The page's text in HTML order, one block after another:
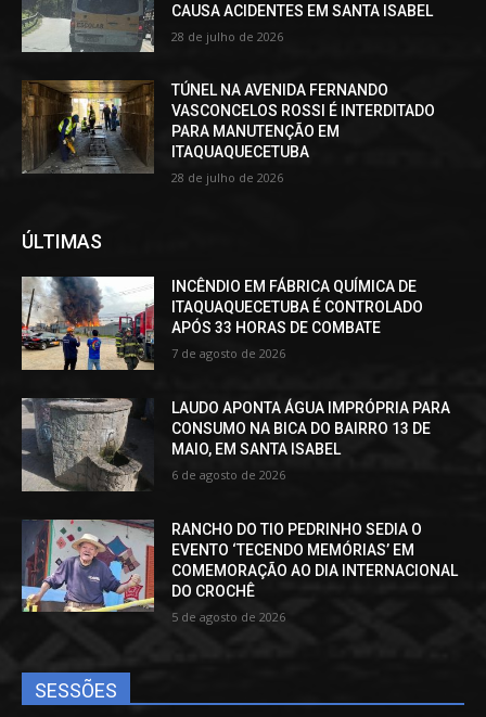
CAUSA ACIDENTES EM SANTA ISABEL
28 de julho de 2026
TÚNEL NA AVENIDA FERNANDO
VASCONCELOS ROSSI É INTERDITADO
PARA MANUTENÇÃO EM
ITAQUAQUECETUBA
28 de julho de 2026
ÚLTIMAS
INCÊNDIO EM FÁBRICA QUÍMICA DE
ITAQUAQUECETUBA É CONTROLADO
APÓS 33 HORAS DE COMBATE
7 de agosto de 2026
LAUDO APONTA ÁGUA IMPRÓPRIA PARA
CONSUMO NA BICA DO BAIRRO 13 DE
MAIO, EM SANTA ISABEL
6 de agosto de 2026
RANCHO DO TIO PEDRINHO SEDIA O
EVENTO ‘TECENDO MEMÓRIAS’ EM
COMEMORAÇÃO AO DIA INTERNACIONAL
DO CROCHÊ
5 de agosto de 2026
SESSÕES